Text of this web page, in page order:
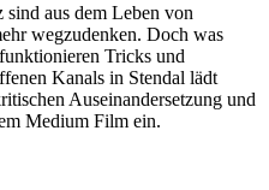
aus dem Leben von
wegzudenken. Doch was
Tricks und
Kanals in Stendal lädt
Auseinandersetzung und
Medium Film ein.